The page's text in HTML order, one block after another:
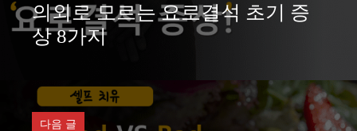
의외로 모르는 요로결석 초기 증
상 8가지
다음 글